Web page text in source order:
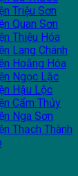
Triệu Sơn
Quan Sơn
Thiệu Hóa
Lang Chánh
Hoằng Hóa
Ngọc Lặc
Hậu Lộc
Cẩm Thủy
Nga Sơn
Thạch Thành